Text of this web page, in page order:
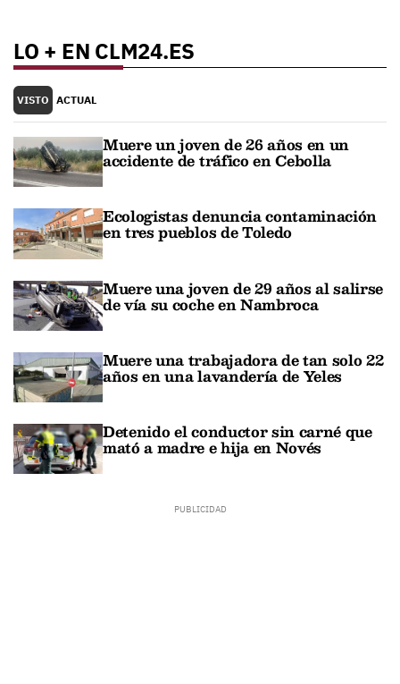
LO + EN CLM24.ES
VISTO ACTUAL
Muere un joven de 26 años en un
accidente de tráfico en Cebolla
Ecologistas denuncia contaminación
en tres pueblos de Toledo
Muere una joven de 29 años al salirse
de vía su coche en Nambroca
Muere una trabajadora de tan solo 22
años en una lavandería de Yeles
Detenido el conductor sin carné que
mató a madre e hija en Novés